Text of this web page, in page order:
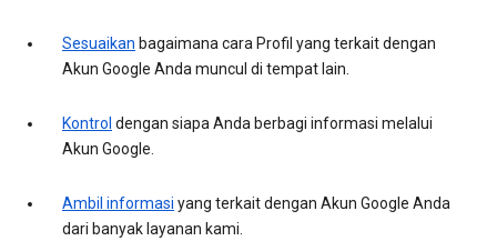
Sesuaikan bagaimana cara Profil yang terkait dengan
Akun Google Anda muncul di tempat lain.
Kontrol dengan siapa Anda berbagi informasi melalui
Akun Google.
Ambil informasi yang terkait dengan Akun Google Anda
dari banyak layanan kami.